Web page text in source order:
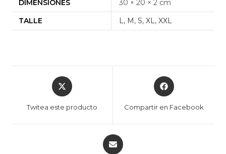
DIMENSIONES
30 × 20 × 2 cm
TALLE
L, M,S,XL,XXL
Twitea este producto Compartir en Facebook